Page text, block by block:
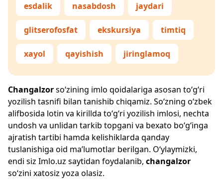
esdalik nasabdosh jaydari
glitserofosfat ekskursiya timtiq
xayol qayishish jiringlamoq
Changalzorso‘zining imlo qoidalariga asosan to‘g‘ri
yozilish tasnifi bilan tanishib chiqamiz. So‘zning o‘zbek
alifbosida lotin va kirillda to‘g‘ri yozilish imlosi, nechta
undosh va unlidan tarkib topgani va bexato bo‘g‘inga
ajratish tartibi hamda kelishiklarda qanday
tuslanishiga oid ma’lumotlar berilgan. O‘ylaymizki,
endi siz Imlo.uz saytidan foydalanib, changalzor
so‘zini xatosiz yoza olasiz.